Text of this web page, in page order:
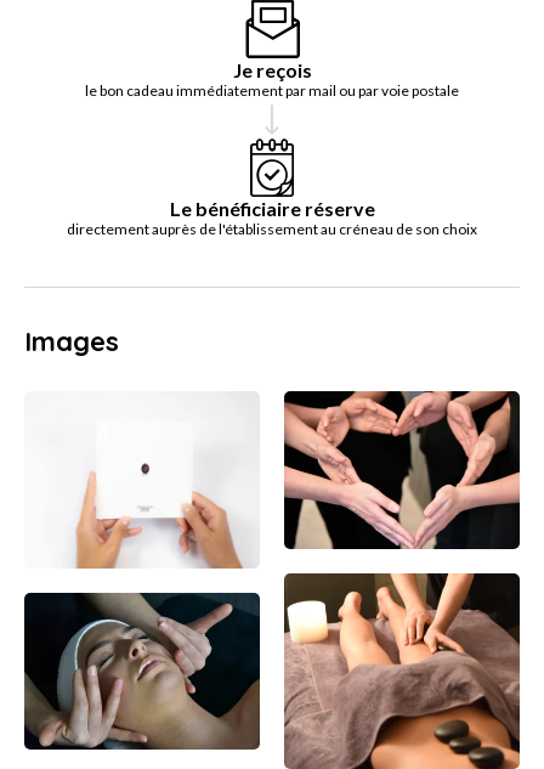
Je reçois
le bon cadeau immédiatement par mail ou par voie postale
Le bénéficiaire réserve
directement auprès de l'établissement au créneau de son choix
Images